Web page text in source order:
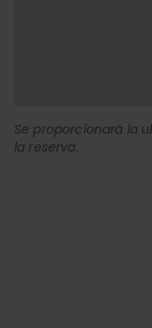
Se proporcionará la
la reserva.